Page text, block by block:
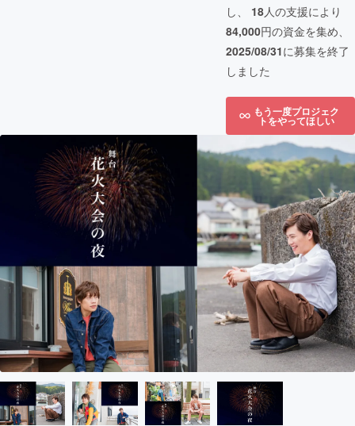
し、 18人の支援により
84,000円の資金を集め、
2025/08/31に募集を終了
しました
もう一度プロジェク
トをやってほしい